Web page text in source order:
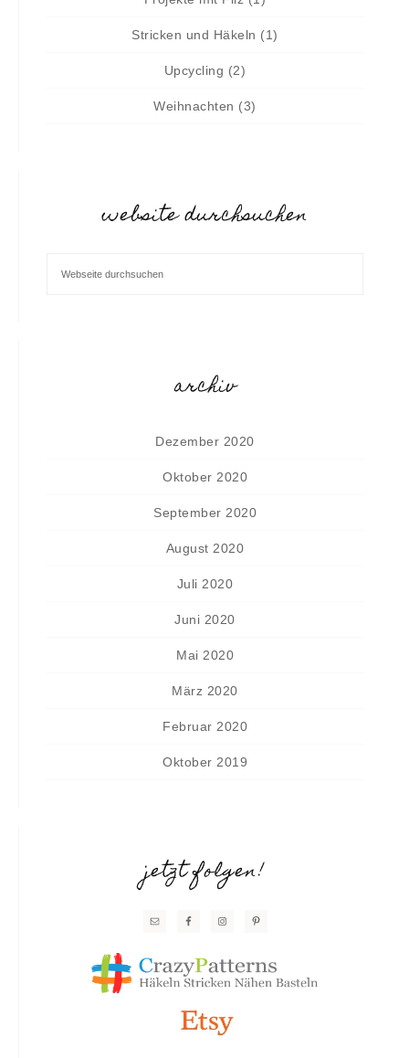
Stricken und Häkeln (1)
Upcycling (2)
Weihnachten (3)
website durchsuchen
archiv
Dezember 2020
Oktober 2020
September 2020
August 2020
Juli 2020
Juni 2020
Mai 2020
März 2020
Februar 2020
Oktober 2019
jetzt folgen!